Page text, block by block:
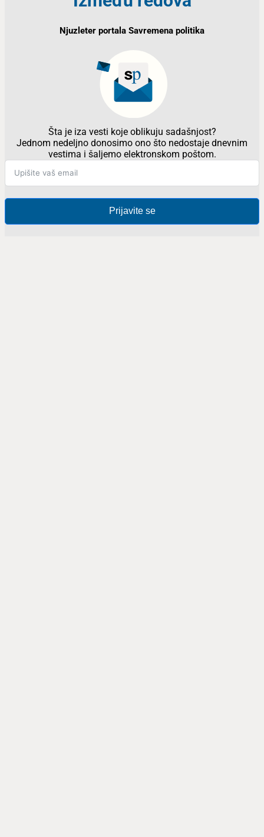
Njuzleter portala Savremena politika
Šta je iza vesti koje oblikuju sadašnjost?
Jednom nedeljno donosimo ono što nedostaje dnevnim
vestima i šaljemo elektronskom poštom.
Prijavite se